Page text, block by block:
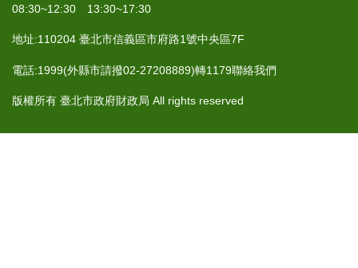
08:30~12:30 13:30~17:30
地址:110204 臺北市信義區市府路1號中央區7F
電話:1999(外縣市請撥02-27208889)轉1179聯絡我們
版權所有 臺北市政府財政局 All rights reserved